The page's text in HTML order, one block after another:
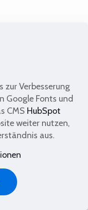
Alle Rechte
by
zur Verbesserung
Google Fonts und
CMS HubSpot
weiter nutzen,
aus.